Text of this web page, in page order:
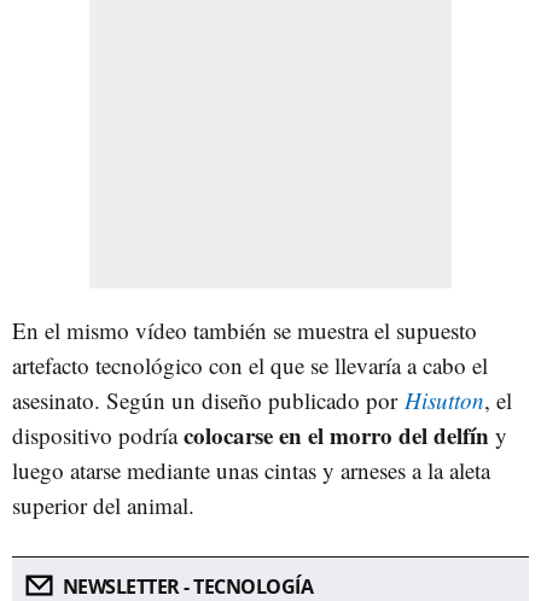
En el mismo vídeo también se muestra el supuesto
artefacto tecnológico con el que se llevaría a cabo el
asesinato. Según un diseño publicado por Hisutton, el
dispositivo podríacolocarse en el morro del delfín y
luego atarse mediante unas cintas y arneses a la aleta
superior del animal.
NEWSLETTER - TECNOLOGÍA